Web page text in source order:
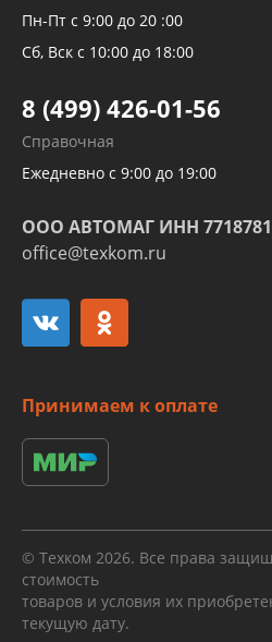
Рукавов компрессоров и турбин
Трубок кондиционеров
Развертка пайка медных
алюминиевых трубок и штуцеров
Пн-Пт с 9:00 до 20 :00
Сб, Вск с 10:00 до 18:00
8 (499) 426-01-56
Справочная
Ежедневно с 9:00 до 19:00
ООО АВТОМАГ ИНН
office@texkom.ru
Принимаем к оплате
© Техком 2026. Все права
стоимость
товаров и условия их
текущую дату.